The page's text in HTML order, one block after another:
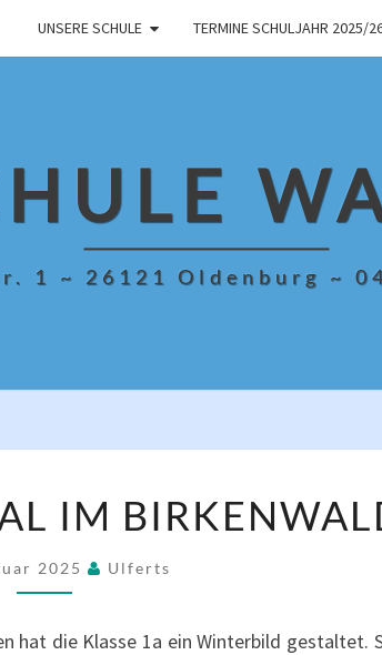
UNSERE SCHULE TERMINE SCHULJAHR 2025/
1 ~ 26121 Oldenburg ~
KARDINAL
IM
2025 Ulferts
hat die Klasse 1a ein Winterbild gestaltet.